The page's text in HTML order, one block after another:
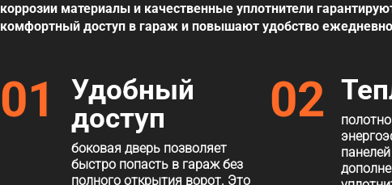
коррозии материалы и качественные уплотнители
комфортный доступ в гараж и повышают удобство
01
Удобный
доступ
боковая дверь позволяет
быстро попасть в гараж без
полного открытия ворот. Это
02